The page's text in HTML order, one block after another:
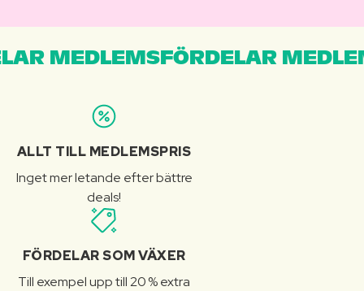
MEDLEMSFÖRDELAR
ALLT TILL MEDLEMSPRIS
Inget mer letande efter bättre
deals!
FÖRDELAR SOM VÄXER
Till exempel upp till 20 % extra